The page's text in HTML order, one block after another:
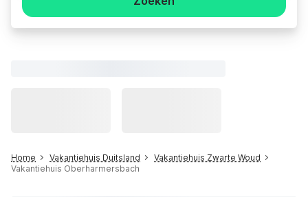
Home Vakantiehuis Duitsland
Vakantiehuis Zwarte Woud
Vakantiehuis Oberharmersbach